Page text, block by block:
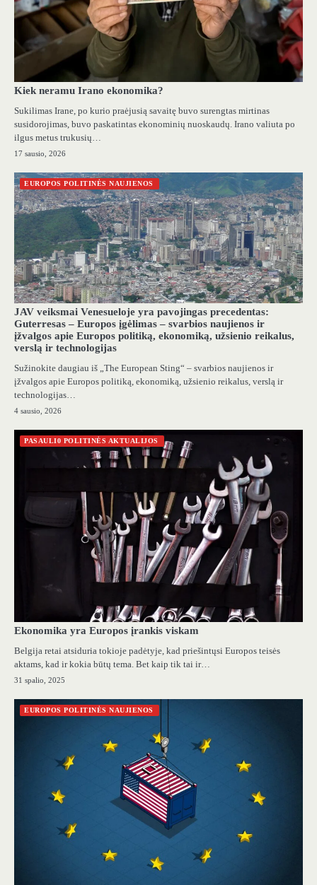
Kiek neramu Irano ekonomika?
Sukilimas Irane, po kurio praėjusią savaitę buvo surengtas mirtinas
susidorojimas, buvo paskatintas ekonominių nuoskaudų. Irano valiuta po
ilgus metus trukusių…
17 sausio, 2026
EUROPOS POLITINĖS NAUJIENOS
JAV veiksmai Venesueloje yra pavojingas precedentas:
Guterresas – Europos įgėlimas – svarbios naujienos ir
įžvalgos apie Europos politiką, ekonomiką, užsienio reikalus,
verslą ir technologijas
Sužinokite daugiau iš „The European Sting“ – svarbios naujienos ir
įžvalgos apie Europos politiką, ekonomiką, užsienio reikalus, verslą ir
technologijas…
4 sausio, 2026
PASAULI0 POLITINĖS AKTUALIJOS
Ekonomika yra Europos įrankis viskam
Belgija retai atsiduria tokioje padėtyje, kad priešintųsi Europos teisės
aktams, kad ir kokia būtų tema. Bet kaip tik tai ir…
31 spalio, 2025
EUROPOS POLITINĖS NAUJIENOS